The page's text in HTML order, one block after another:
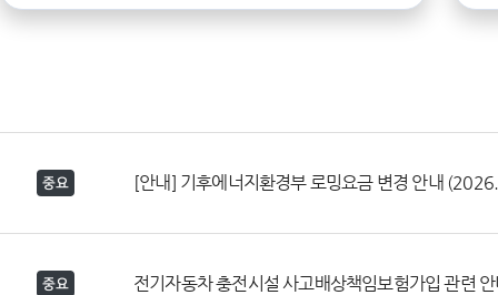
중요 [안내] 기후에너지환경부 로밍요금 변경 안내
중요 전기자동차 충전시설 사고배상책임보험가입 관련